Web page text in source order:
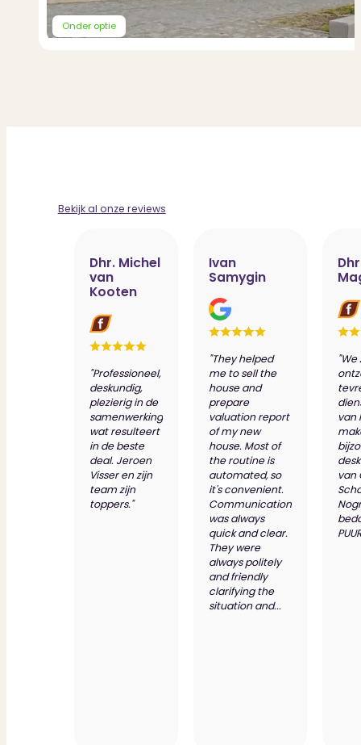
Onder optie
Bekijk al onze reviews
Dhr. Michel
van
Kooten
"Professioneel,
deskundig,
plezierig in de
samenwerking
wat resulteert
in de beste
deal. Jeroen
Visser en zijn
team zijn
toppers."
Ivan
Samygin
"They helped
me to sell the
house and
prepare
valuation report
of my new
house. Most of
the routine is
automated, so
it's convenient.
Communication
was always
quick and clear.
They were
always politely
and friendly
clarifying the
situation and...
"We
van
van